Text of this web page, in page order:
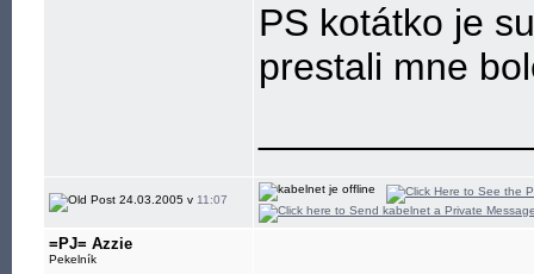
PS kotátko je
prestali mne
24.03.2005 v 11:07
=PJ= Azzie
Pekelník